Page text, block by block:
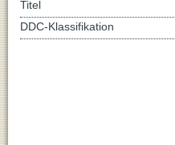
Titel
DDC-Klassifikation